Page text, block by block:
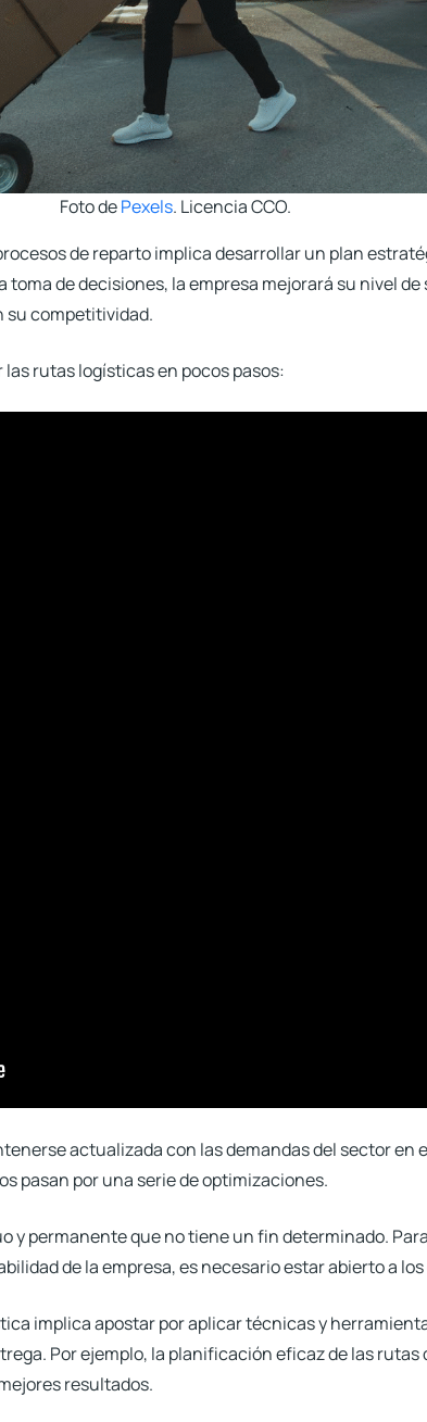
Foto dePexels. Licencia CCO.
de reparto implica desarrollar un plan
toma de decisiones, la empresa mejorará su nivel
su competitividad.
rutas logísticas en pocos pasos:
actualizada con las demandas del sector en
pasan por una serie de optimizaciones.
y permanente que no tiene un fin determinado.
de la empresa,es necesario estar abierto a
implica apostar por aplicar técnicas y
Por ejemplo, la planificación eficaz de las
resultados.